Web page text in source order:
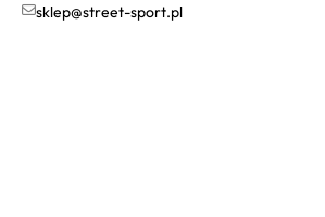
sklep@street-sport.pl